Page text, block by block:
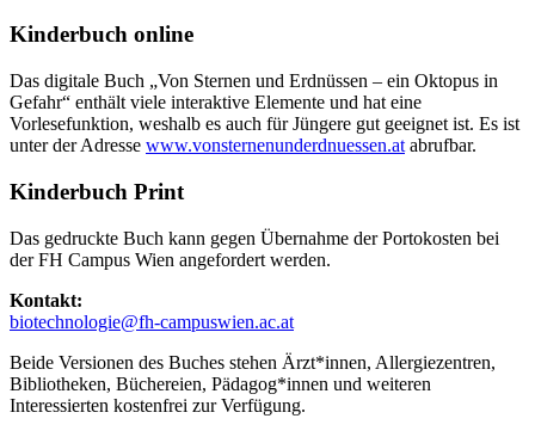
Kinderbuch online
Das digitale Buch „Von Sternen und Erdnüssen – ein Oktopus in
Gefahr“ enthält viele interaktive Elemente und hat eine
Vorlesefunktion, weshalb es auch für Jüngere gut geeignet ist. Es ist
unter der Adresse www.vonsternenunderdnuessen.at abrufbar.
Kinderbuch Print
Das gedruckte Buch kann gegen Übernahme der Portokosten bei
der FH Campus Wien angefordert werden.
Kontakt:
biotechnologie@fh-campuswien.ac.at
Beide Versionen des Buches stehen Ärzt*innen, Allergiezentren,
Bibliotheken, Büchereien, Pädagog*innen und weiteren
Interessierten kostenfrei zur Verfügung.